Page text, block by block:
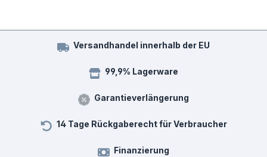
Versandhandel innerhalb der EU
99,9% Lagerware
Garantieverlängerung
14 Tage Rückgaberecht für Verbraucher
Finanzierung